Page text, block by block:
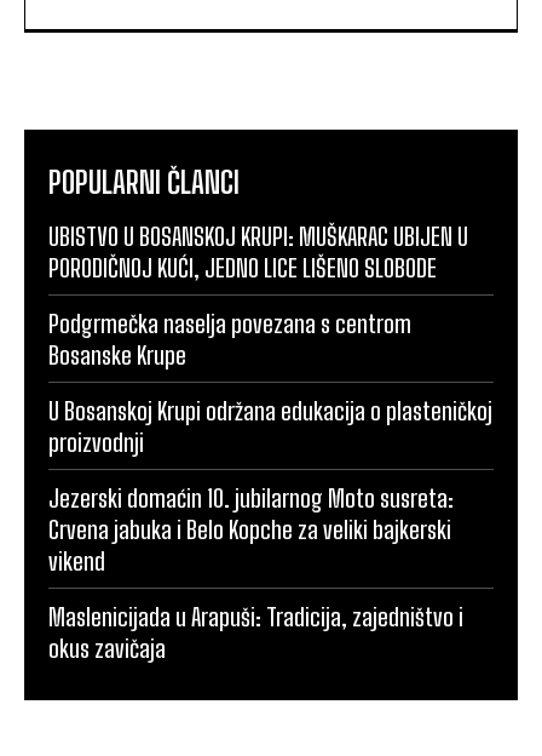
POPULARNI ČLANCI
UBISTVO U BOSANSKOJ KRUPI: MUŠKARAC UBIJEN U
PORODIČNOJ KUĆI, JEDNO LICE LIŠENO SLOBODE
Podgrmečka naselja povezana s centrom
Bosanske Krupe
U Bosanskoj Krupi održana edukacija o plasteničkoj
proizvodnji
Jezerski domaćin 10. jubilarnog Moto susreta:
Crvena jabuka i Belo Kopche za veliki bajkerski
vikend
Maslenicijada u Arapuši: Tradicija, zajedništvo i
okus zavičaja